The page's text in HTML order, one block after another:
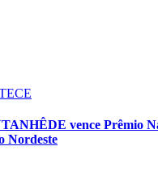
vence Prêmio
Nordeste